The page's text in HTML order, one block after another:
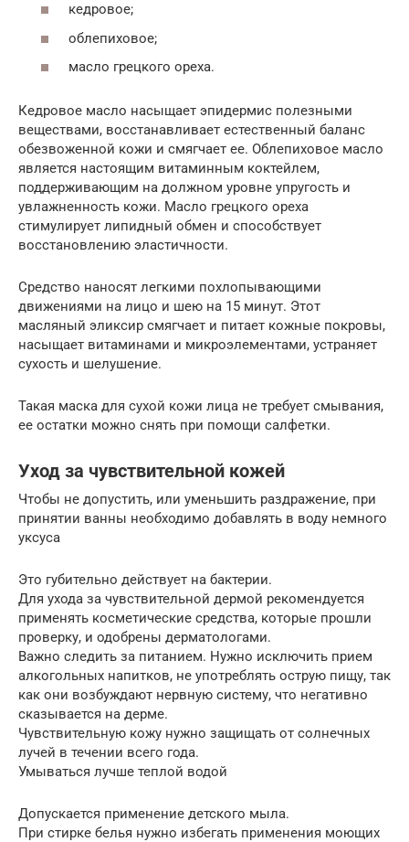
кедровое;
облепиховое;
масло грецкого ореха.
Кедровое масло насыщает эпидермис полезными
веществами, восстанавливает естественный баланс
обезвоженной кожи и смягчает ее. Облепиховое масло
является настоящим витаминным коктейлем,
поддерживающим на должном уровне упругость и
увлажненность кожи. Масло грецкого ореха
стимулирует липидный обмен и способствует
восстановлению эластичности.
Средство наносят легкими похлопывающими
движениями на лицо и шею на 15 минут. Этот
масляный эликсир смягчает и питает кожные покровы,
насыщает витаминами и микроэлементами, устраняет
сухость и шелушение.
Такая маска для сухой кожи лица не требует смывания,
ее остатки можно снять при помощи салфетки.
Уход за чувствительной кожей
Чтобы не допустить, или уменьшить раздражение, при
принятии ванны необходимо добавлять в воду немного
уксуса
Это губительно действует на бактерии.
Для ухода за чувствительной дермой рекомендуется
применять косметические средства, которые прошли
проверку, и одобрены дерматологами.
Важно следить за питанием. Нужно исключить прием
алкогольных напитков, не употреблять острую пищу, так
как они возбуждают нервную систему, что негативно
сказывается на дерме.
Чувствительную кожу нужно защищать от солнечных
лучей в течении всего года.
Умываться лучше теплой водой
Допускается применение детского мыла.
При стирке белья нужно избегать применения моющих